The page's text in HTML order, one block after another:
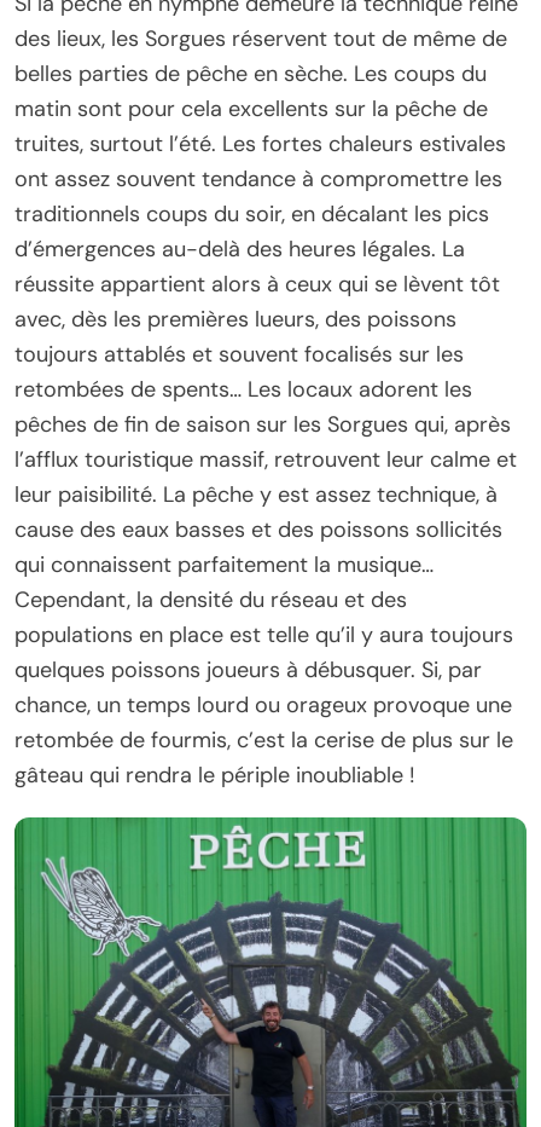
des lieux, les Sorgues réservent tout de même de
belles parties de pêche en sèche. Les coups du
matin sont pour cela excellents sur la pêche de
truites, surtout l’été. Les fortes chaleurs estivales
ont assez souvent tendance à compromettre les
traditionnels coups du soir, en décalant les pics
d’émergences au-delà des heures légales. La
réussite appartient alors à ceux qui se lèvent tôt
avec, dès les premières lueurs, des poissons
toujours attablés et souvent focalisés sur les
retombées de spents… Les locaux adorent les
pêches de fin de saison sur les Sorgues qui, après
l’afflux touristique massif, retrouvent leur calme et
leur paisibilité. La pêche y est assez technique, à
cause des eaux basses et des poissons sollicités
qui connaissent parfaitement la musique…
Cependant, la densité du réseau et des
populations en place est telle qu’il y aura toujours
quelques poissons joueurs à débusquer. Si, par
chance, un temps lourd ou orageux provoque une
retombée de fourmis, c’est la cerise de plus sur le
gâteau qui rendra le périple inoubliable !